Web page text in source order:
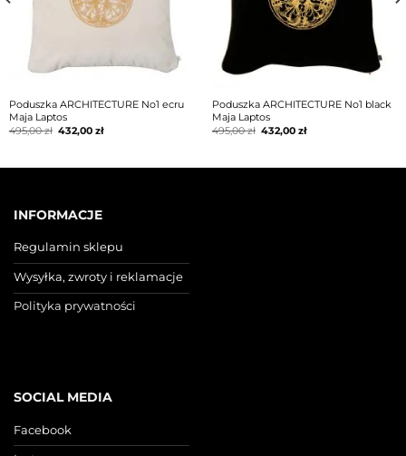
Poduszka ARCHITECTURE No1 ecru
Maja Laptos
495,00zł Pierwotna
cena
432,00złAktualna
Poduszka ARCHITECTURE No1 black
Maja Laptos
495,00zł Pierwotna
cena
432,00złAktualna
INFORMACJE
Regulamin sklepu
Wysyłka, zwroty i reklamacje
Polityka prywatności
SOCIAL MEDIA
Facebook